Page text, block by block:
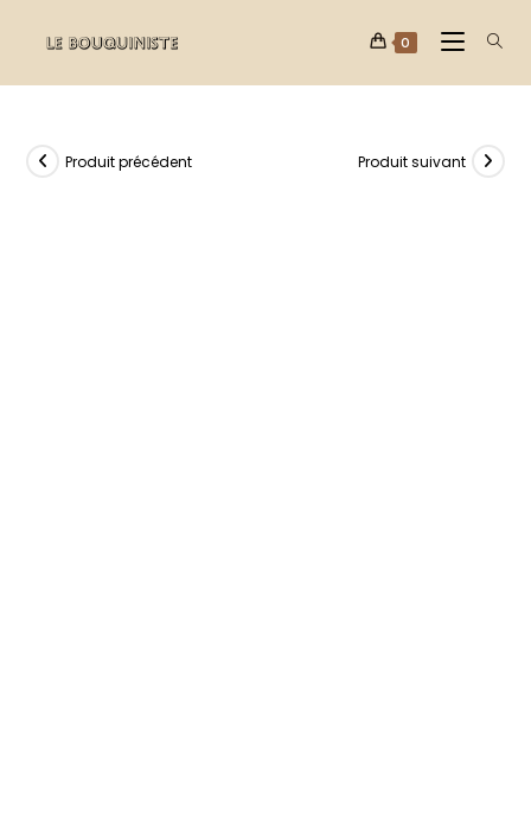
0
Produit précédent Produit suivant